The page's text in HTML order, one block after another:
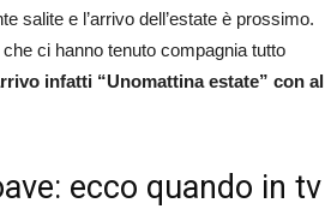
salite e l’arrivo dell’estate è prossimo.
ci hanno tenuto compagnia tutto
infatti “Unomattina estate” con al
ecco quando in tv